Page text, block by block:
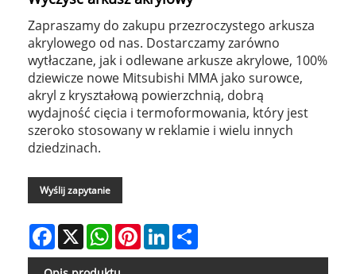
Zapraszamy do zakupu przezroczystego arkusza
akrylowego od nas. Dostarczamy zarówno
wytłaczane, jak i odlewane arkusze akrylowe, 100%
dziewicze nowe Mitsubishi MMA jako surowce,
akryl z kryształową powierzchnią, dobrą
wydajność cięcia i termoformowania, który jest
szeroko stosowany w reklamie i wielu innych
dziedzinach.
Wyślij zapytanie
Facebook
X WhatsAppPinterestLinkedIn